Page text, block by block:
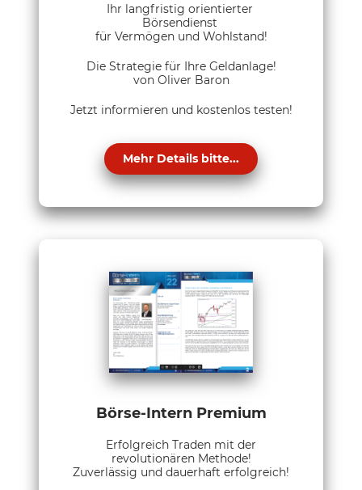
Ihr langfristig orientierter
Börsendienst
für Vermögen und Wohlstand!
Die Strategie für Ihre Geldanlage!
von Oliver Baron
Jetzt informieren und kostenlos testen!
Mehr Details bitte...
Börse-Intern Premium
Erfolgreich Traden mit der
revolutionären Methode!
Zuverlässig und dauerhaft erfolgreich!